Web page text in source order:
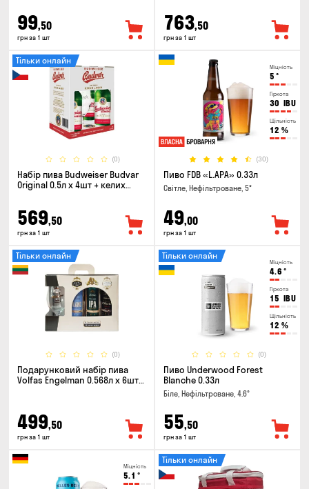
99,50
грн за 1 шт
763,50
грн за 1 шт
(0)
Тільки онлайн
Набір пива Budweiser Budvar
Original 0.5л х 4шт + келих
569,50
грн за 1 шт
Міцність
5 °
Гіркота
30 IBU
Щільність
12 %
(30)
Пиво FDB «L.APA» 0.33л
Світле, Нефільтроване, 5°
49,00
грн за 1 шт
(0)
Тільки онлайн
Подарунковий набір пива
Volfas Engelman 0.568л x 6шт +
499,50
грн за 1 шт
Міцність
4.6 °
Гіркота
15 IBU
Щільність
12 %
(0)
Тільки онлайн
Пиво Underwood Forest
Blanche 0.33л
Біле, Нефільтроване, 4.6°
55,50
грн за 1 шт
Міцність
5.1 °
Тільки онлайн